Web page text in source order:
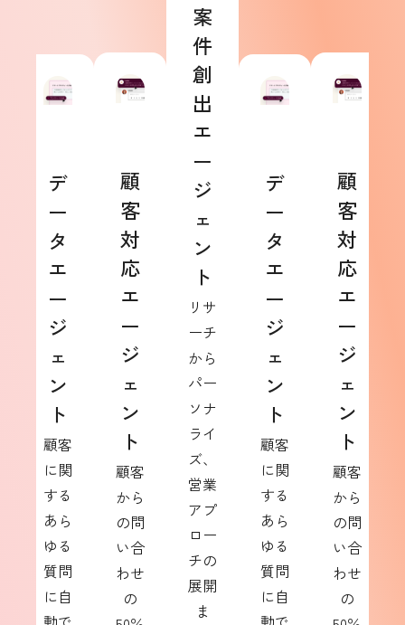
デ
ー
タ
エ
ー
ジ
ェ
ン
ト
顧客
に関
する
あら
ゆる
質問
に自
顧
客
対
応
エ
ー
ジ
ェ
ン
ト
顧客
から
の問
い合
わせ
の
案
件
創
出
エ
ー
ジ
ェ
ン
ト
リサ
ーチ
から
パー
ソナ
ライ
ズ、
営業
アプ
ロー
チの
展開
ま
デ
ー
タ
エ
ー
ジ
ェ
ン
ト
顧客
に関
する
あら
ゆる
質問
に自
顧
客
対
応
エ
ー
ジ
ェ
ン
ト
顧客
から
の問
い合
わせ
の